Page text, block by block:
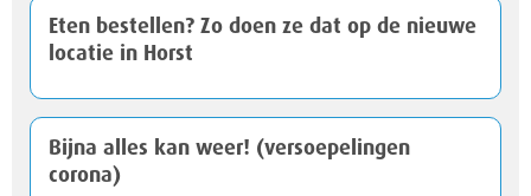
Eten bestellen? Zo doen ze dat op de nieuwe
locatie in Horst
Bijna alles kan weer! (versoepelingen
corona)